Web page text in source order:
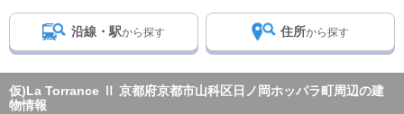
沿線・駅から探す 住所から探す
仮)La Torrance Ⅱ 京都府京都市山科区日ノ岡ホッパラ町周辺の建
物情報